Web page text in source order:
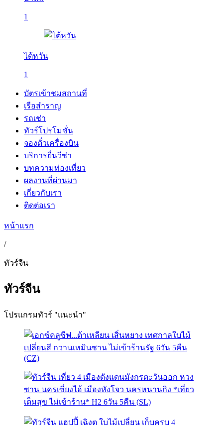
1
ไต้หวัน
1
บัตรเข้าชมสถานที่
เรือสำราญ
รถเช่า
ทัวร์โปรโมชั่น
จองตั๋วเครื่องบิน
บริการยื่นวีซ่า
บทความท่องเที่ยว
ผลงานที่ผ่านมา
เกี่ยวกับเรา
ติดต่อเรา
หน้าแรก
/
ทัวร์จีน
ทัวร์จีน
โปรแกรมทัวร์ "แนะนำ"